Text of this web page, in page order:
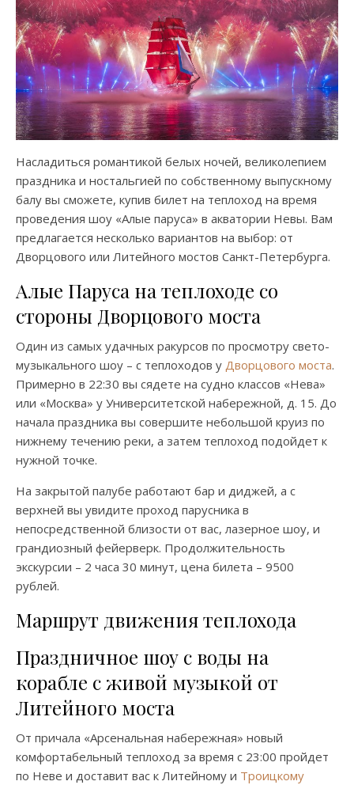
Насладиться романтикой белых ночей, великолепием
праздника и ностальгией по собственному выпускному
балу вы сможете, купив билет на теплоход на время
проведения шоу «Алые паруса» в акватории Невы. Вам
предлагается несколько вариантов на выбор: от
Дворцового или Литейного мостов Санкт-Петербурга.
Алые Паруса на теплоходе со
стороны Дворцового моста
Один из самых удачных ракурсов по просмотру свето-
музыкального шоу – с теплоходов у Дворцового моста.
Примерно в 22:30 вы сядете на судно классов «Нева»
или «Москва» у Университетской набережной, д. 15. До
начала праздника вы совершите небольшой круиз по
нижнему течению реки, а затем теплоход подойдет к
нужной точке.
На закрытой палубе работают бар и диджей, а с
верхней вы увидите проход парусника в
непосредственной близости от вас, лазерное шоу, и
грандиозный фейерверк. Продолжительность
экскурсии – 2 часа 30 минут, цена билета – 9500
рублей.
Маршрут движения теплохода
Праздничное шоу с воды на
корабле с живой музыкой от
Литейного моста
От причала «Арсенальная набережная» новый
комфортабельный теплоход за время с 23:00 пройдет
по Неве и доставит вас к Литейному и Троицкому